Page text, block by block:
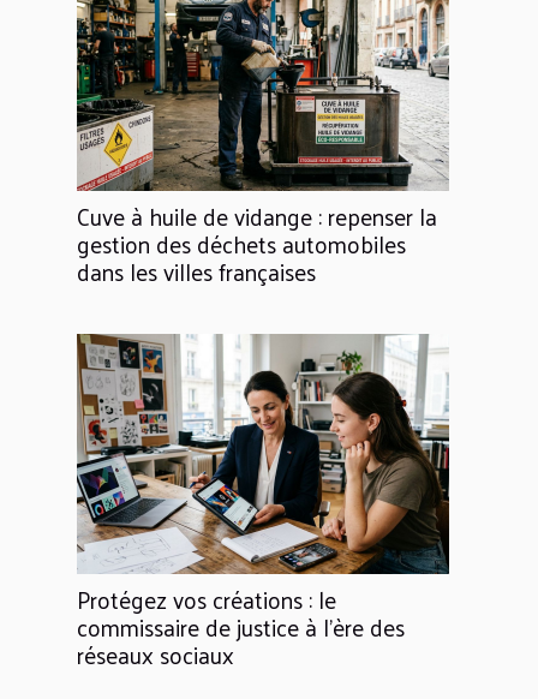
Cuve à huile de vidange : repenser la
gestion des déchets automobiles
dans les villes françaises
Protégez vos créations : le
commissaire de justice à l’ère des
réseaux sociaux